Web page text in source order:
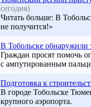
сегодня)
Читать больше: В
не получится!»
В Тобольске
Граждан просят помочь
с ампутированным
Подготовка к
В городе Тобольске
крупного аэропорта.